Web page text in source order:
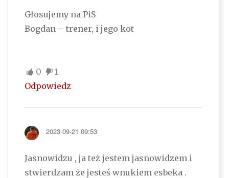
Głosujemy na PiS
Bogdan – trener, i jego kot
0
1
Odpowiedz
2023-09-21 09:53
Jasnowidzu , ja też jestem jasnowidzem i
stwierdzam że jesteś wnukiem esbeka .